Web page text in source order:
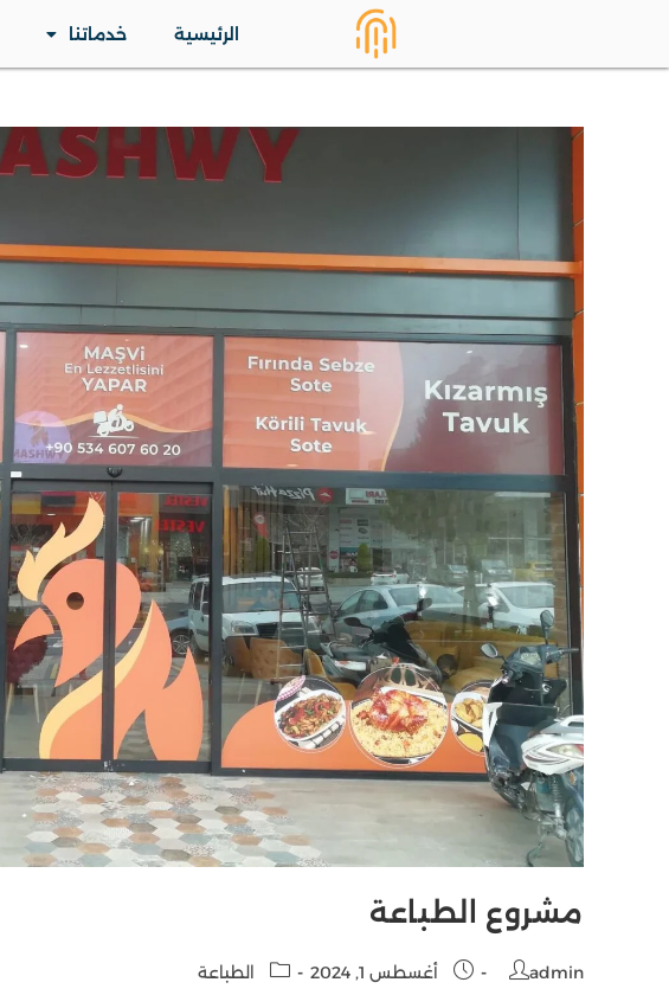
الرئيسية خدماتنا
مشروع الطباعة
admin أغسطس 1, 2024 الطباعة